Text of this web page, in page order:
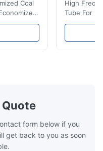
Coal
is
helps to
saving the
High
Tube For
reduce the
Quote
form below if you
get back to you as soon